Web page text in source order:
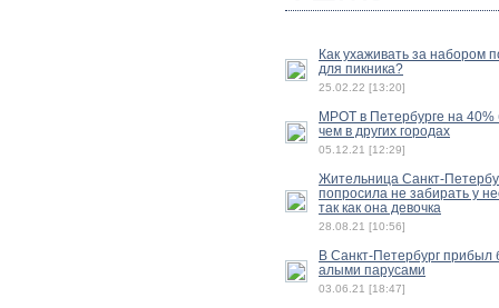
Как ухаживать за набором
для пикника?
25.02.22 [13:20]
МРОТ в Петербурге на 40%
чем в других городах
05.12.21 [12:29]
Жительница Санкт-
попросила не забирать у
так как она девочка
28.08.21 [10:56]
В Санкт-Петербург прибыл
алыми парусами
03.06.21 [18:47]